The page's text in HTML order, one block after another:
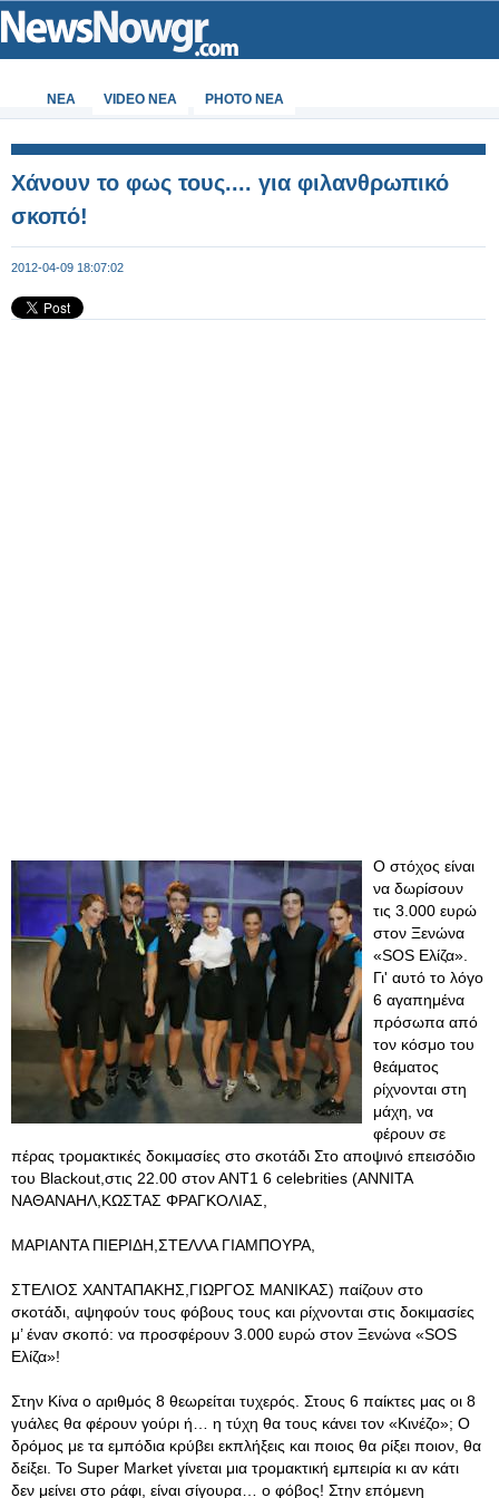
ΝΕΑ VIDEO NEA PHOTO NEA
Χάνουν το φως τους.... για φιλανθρωπικό
σκοπό!
2012-04-09 18:07:02
Ο στόχος είναι
να δωρίσουν
τις 3.000 ευρώ
στον Ξενώνα
«SOS Ελίζα».
Γι' αυτό το λόγο
6 αγαπημένα
πρόσωπα από
τον κόσμο του
θεάματος
ρίχνονται στη
μάχη, να
φέρουν σε
πέρας τρομακτικές δοκιμασίες στο σκοτάδι Στο αποψινό επεισόδιο
του Blackout,στις 22.00 στον ΑΝΤ1 6 celebrities (ΑΝΝΙΤΑ
ΝΑΘΑΝΑΗΛ,ΚΩΣΤΑΣ ΦΡΑΓΚΟΛΙΑΣ,
ΜΑΡΙΑΝΤΑ ΠΙΕΡΙΔΗ,ΣΤΕΛΛΑ ΓΙΑΜΠΟΥΡΑ,
ΣΤΕΛΙΟΣ ΧΑΝΤΑΠΑΚΗΣ,ΓΙΩΡΓΟΣ ΜΑΝΙΚΑΣ) παίζουν στο
σκοτάδι, αψηφούν τους φόβους τους και ρίχνονται στις δοκιμασίες
μ’ έναν σκοπό: να προσφέρουν 3.000 ευρώ στον Ξενώνα «SOS
Ελίζα»!
Στην Κίνα ο αριθμός 8 θεωρείται τυχερός. Στους 6 παίκτες μας οι 8
γυάλες θα φέρουν γούρι ή… η τύχη θα τους κάνει τον «Κινέζο»; Ο
δρόμος με τα εμπόδια κρύβει εκπλήξεις και ποιος θα ρίξει ποιον, θα
δείξει. Το Super Market γίνεται μια τρομακτική εμπειρία κι αν κάτι
δεν μείνει στο ράφι, είναι σίγουρα… ο φόβος! Στην επόμενη